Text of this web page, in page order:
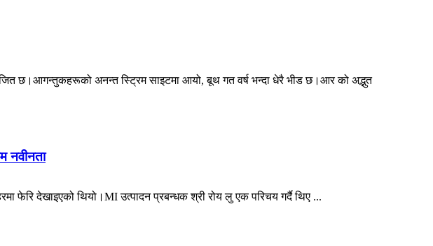
छ।आगन्तुकहरूको अनन्त स्ट्रिम साइटमा आयो, बूथ गत वर्ष भन्दा धेरै भीड छ।आर को अद्भुत
नवीनता
फेरि देखाइएको थियो।MI उत्पादन प्रबन्धक श्री रोय लु एक परिचय गर्दै थिए ...